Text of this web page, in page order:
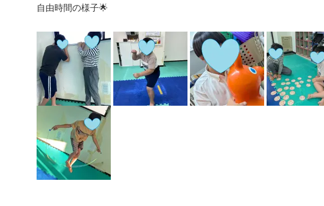
自由時間の様子🌟